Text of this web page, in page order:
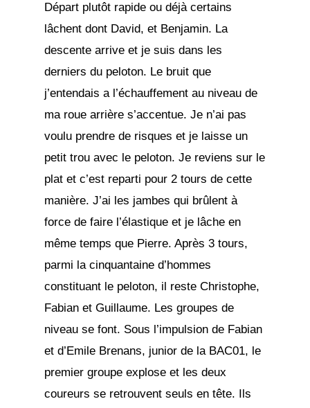
Départ plutôt rapide ou déjà certains
lâchent dont David, et Benjamin. La
descente arrive et je suis dans les
derniers du peloton. Le bruit que
j’entendais a l’échauffement au niveau de
ma roue arrière s’accentue. Je n’ai pas
voulu prendre de risques et je laisse un
petit trou avec le peloton. Je reviens sur le
plat et c’est reparti pour 2 tours de cette
manière. J’ai les jambes qui brûlent à
force de faire l’élastique et je lâche en
même temps que Pierre. Après 3 tours,
parmi la cinquantaine d’hommes
constituant le peloton, il reste Christophe,
Fabian et Guillaume. Les groupes de
niveau se font. Sous l’impulsion de Fabian
et d’Emile Brenans, junior de la BAC01, le
premier groupe explose et les deux
coureurs se retrouvent seuls en tête. Ils